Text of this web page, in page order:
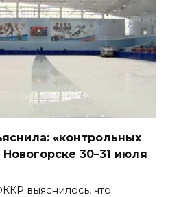
«контрольных
Новогорске 30–31 июля
выяснилось, что